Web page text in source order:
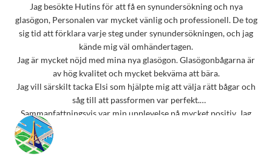
Jag besökte Hutins för att få en synundersökning och nya
glasögon, Personalen var mycket vänlig och professionell. De tog
sig tid att förklara varje steg under synundersökningen, och jag
kände mig väl omhändertagen.
Jag är mycket nöjd med mina nya glasögon. Glasögonbågarna är
av hög kvalitet och mycket bekväma att bära.
Jag vill särskilt tacka Elsi som hjälpte mig att välja rätt bågar och
såg till att passformen var perfekt.
Sammanfattningsvis var min upplevelse på mycket positiv. Jag
rekommenderar starkt detta ställe till alla som behöver